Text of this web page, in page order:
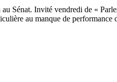
Sénat. Invité vendredi de «
au manque de performance